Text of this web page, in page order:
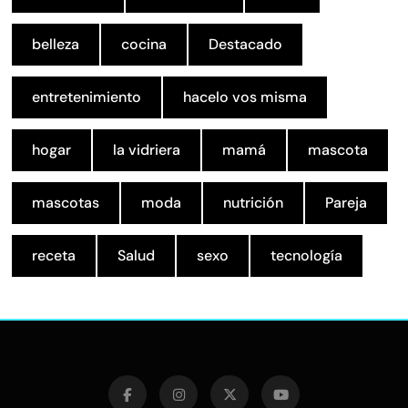
belleza cocina Destacado
entretenimiento hacelo vos misma
hogar la vidriera mamá mascota
mascotas moda nutrición Pareja
receta Salud sexo tecnología